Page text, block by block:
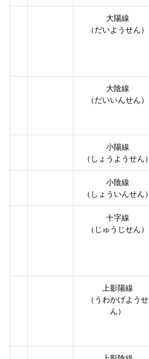
大陽線
（だいようせん）
大陰線
（だいいんせん）
小陽線
（しょうようせん）
小陰線
（しょういんせん）
十字線
（じゅうじせん）
上影陽線
（うわかげようせ
ん）